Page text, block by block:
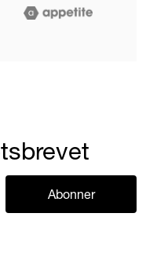
Abonner